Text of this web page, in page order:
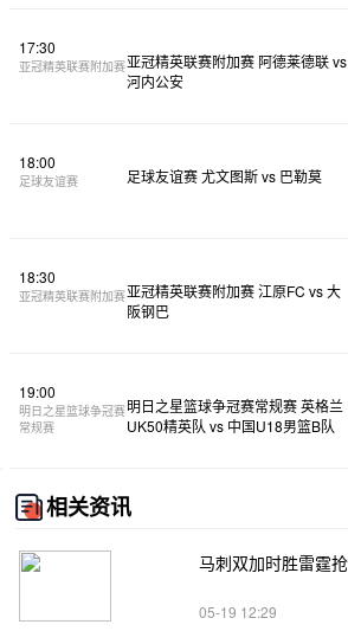
17:30
亚冠精英联赛附加赛亚冠精英联赛附加赛 阿德莱德联 vs
河内公安
18:00
足球友谊赛 足球友谊赛 尤文图斯 vs 巴勒莫
18:30
亚冠精英联赛附加赛亚冠精英联赛附加赛 江原FC vs 大
阪钢巴
19:00
明日之星篮球争冠赛
常规赛
明日之星篮球争冠赛常规赛 英格兰
UK50精英队 vs 中国U18男篮B队
相关资讯
05-19 12:29